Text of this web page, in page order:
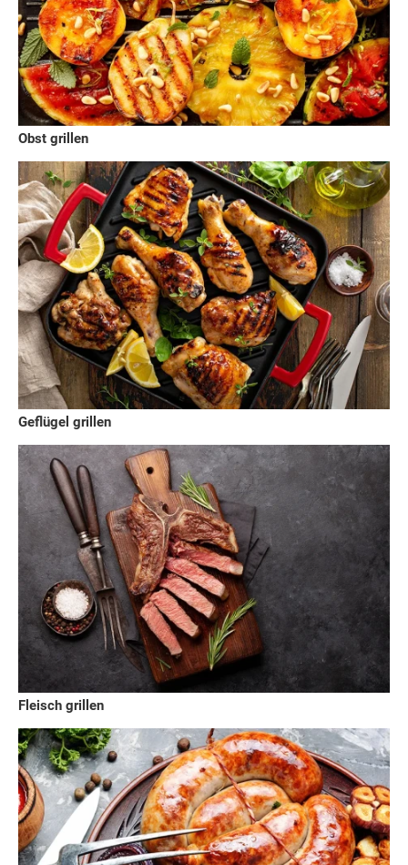
Obst grillen
Geflügel grillen
Fleisch grillen